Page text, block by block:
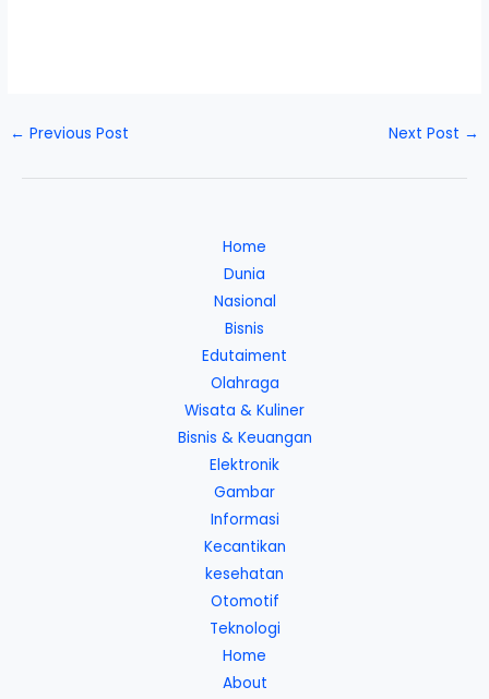
← Previous Post Next Post →
Home
Dunia
Nasional
Bisnis
Edutaiment
Olahraga
Wisata & Kuliner
Bisnis & Keuangan
Elektronik
Gambar
Informasi
Kecantikan
kesehatan
Otomotif
Teknologi
Home
About